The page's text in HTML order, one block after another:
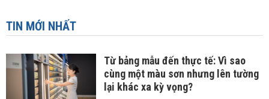
TIN MỚI NHẤT
Từ bảng mẫu đến thực tế: Vì sao
cùng một màu sơn nhưng lên tường
lại khác xa kỳ vọng?